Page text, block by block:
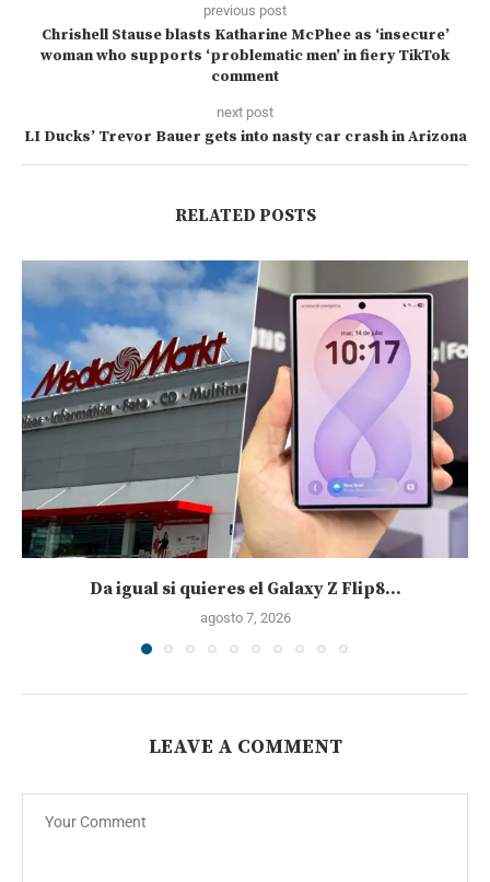
previous post
Chrishell Stause blasts Katharine McPhee as ‘insecure’
woman who supports ‘problematic men’ in fiery TikTok
comment
next post
LI Ducks’ Trevor Bauer gets into nasty car crash in Arizona
RELATED POSTS
Da igual si quieres el Galaxy Z Flip8...
agosto 7, 2026
LEAVE A COMMENT